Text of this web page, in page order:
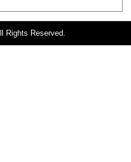
Rights Reserved.